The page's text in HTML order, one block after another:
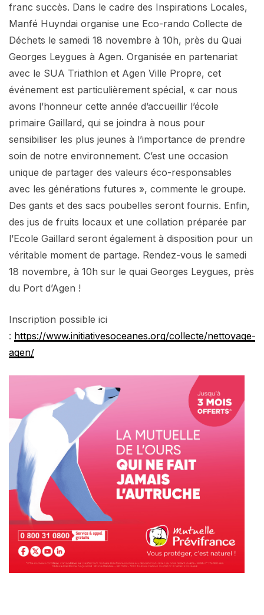
franc succès. Dans le cadre des Inspirations Locales,
Manfé Huyndai organise une Eco-rando Collecte de
Déchets le samedi 18 novembre à 10h, près du Quai
Georges Leygues à Agen. Organisée en partenariat
avec le SUA Triathlon et Agen Ville Propre, cet
événement est particulièrement spécial, « car nous
avons l’honneur cette année d’accueillir l’école
primaire Gaillard, qui se joindra à nous pour
sensibiliser les plus jeunes à l’importance de prendre
soin de notre environnement. C’est une occasion
unique de partager des valeurs éco-responsables
avec les générations futures », commente le groupe.
Des gants et des sacs poubelles seront fournis. Enfin,
des jus de fruits locaux et une collation préparée par
l’Ecole Gaillard seront également à disposition pour un
véritable moment de partage. Rendez-vous le samedi
18 novembre, à 10h sur le quai Georges Leygues, près
du Port d’Agen !
Inscription possible ici
: https://www.initiativesoceanes.org/collecte/nettoyage-
agen/